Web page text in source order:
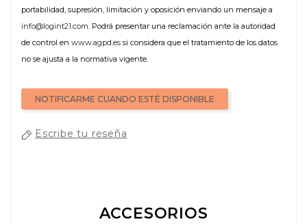
portabilidad, supresión, limitación y oposición enviando un mensaje a
info@logint21.com. Podrá presentar una reclamación ante la autoridad
de control en www.agpd.es si considera que el tratamiento de los datos
no se ajusta a la normativa vigente.
NOTIFICARME CUANDO ESTÉ DISPONIBLE
Escribe tu reseña
ACCESORIOS